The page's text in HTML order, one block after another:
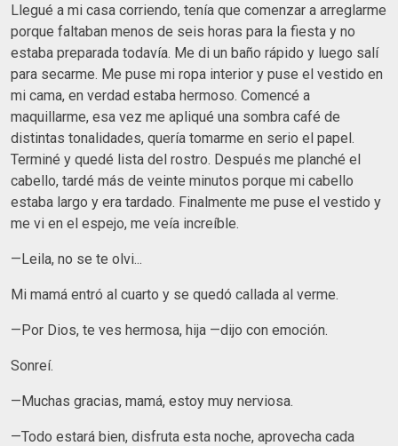
Llegué a mi casa corriendo, tenía que comenzar a arreglarme
porque faltaban menos de seis horas para la fiesta y no
estaba preparada todavía. Me di un baño rápido y luego salí
para secarme. Me puse mi ropa interior y puse el vestido en
mi cama, en verdad estaba hermoso. Comencé a
maquillarme, esa vez me apliqué una sombra café de
distintas tonalidades, quería tomarme en serio el papel.
Terminé y quedé lista del rostro. Después me planché el
cabello, tardé más de veinte minutos porque mi cabello
estaba largo y era tardado. Finalmente me puse el vestido y
me vi en el espejo, me veía increíble.
—Leila, no se te olvi...
Mi mamá entró al cuarto y se quedó callada al verme.
—Por Dios, te ves hermosa, hija —dijo con emoción.
Sonreí.
—Muchas gracias, mamá, estoy muy nerviosa.
—Todo estará bien, disfruta esta noche, aprovecha cada